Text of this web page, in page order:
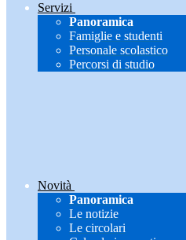
Servizi
Panoramica
Famiglie e studenti
Personale scolastico
Percorsi di studio
Novità
Panoramica
Le notizie
Le circolari